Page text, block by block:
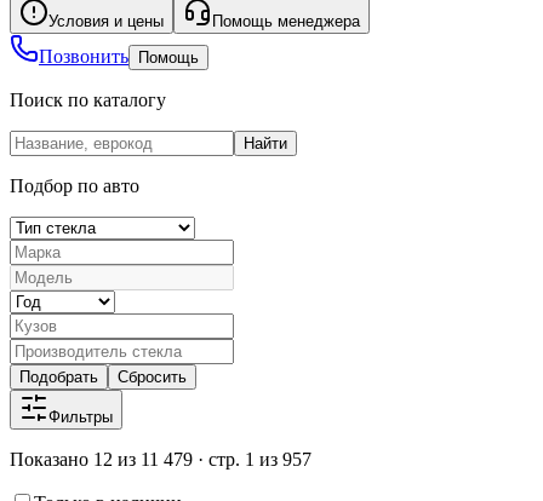
Условия и цены Помощь менеджера
Позвонить Помощь
Поиск по каталогу
Найти
Подбор по авто
Подобрать Сбросить
Фильтры
Показано 12 из 11 479 · стр. 1 из 957